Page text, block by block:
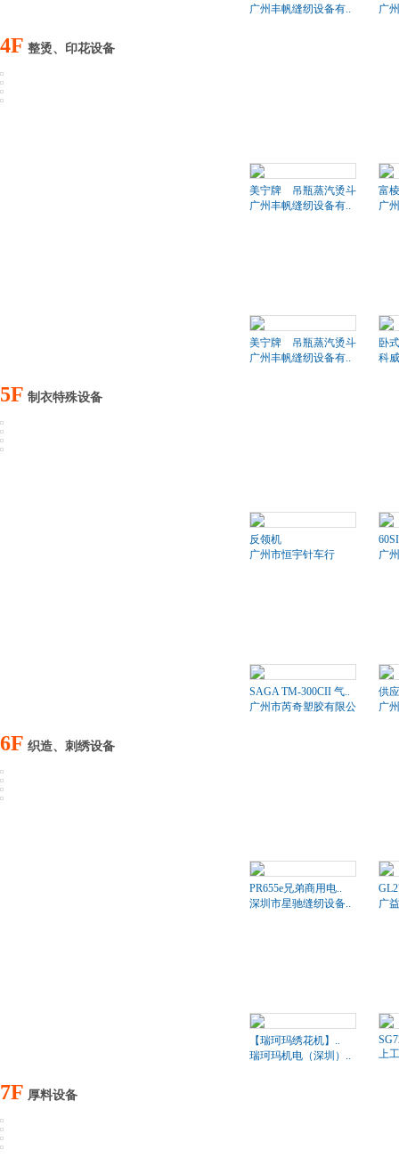
广州丰帆缝纫设备有.. 广
4F 整烫、印花设备
美宁牌 吊瓶蒸汽烫斗
广州丰帆缝纫设备有..
富
广
美宁牌 吊瓶蒸汽烫斗
广州丰帆缝纫设备有..
卧
科
5F 制衣特殊设备
反领机
广州市恒宇针车行
广
SAGA TM-300CII 气..
广州市芮奇塑胶有限公司
供
广
6F 织造、刺绣设备
PR655e兄弟商用电..
深圳市星驰缝纫设备..
广
【瑞珂玛绣花机】..
瑞珂玛机电（深圳）..
上
7F 厚料设备